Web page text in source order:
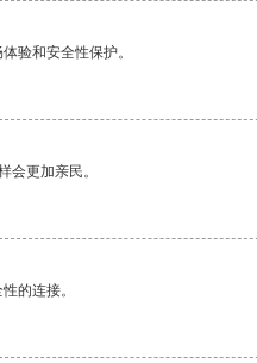
验和安全性保护。
会更加亲民。
的连接。